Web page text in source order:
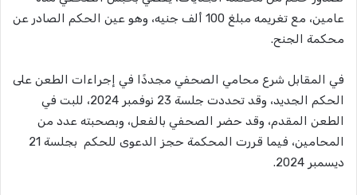
عامين، مع تغريمه مبلغ 100 ألف جنيه، وهو عين الحكم الصادر عن
محكمة الجنح.
في المقابل شرع محامي الصحفي مجددًا في إجراءات الطعن على
الحكم الجديد، وقد تحددت جلسة 23 نوفمبر 2024، للبت في
الطعن المقدم، وقد حضر الصحفي بالفعل، وبصحبته عدد من
المحامين، فيما قررت المحكمة حجز الدعوى للحكم بجلسة 21
ديسمبر 2024.